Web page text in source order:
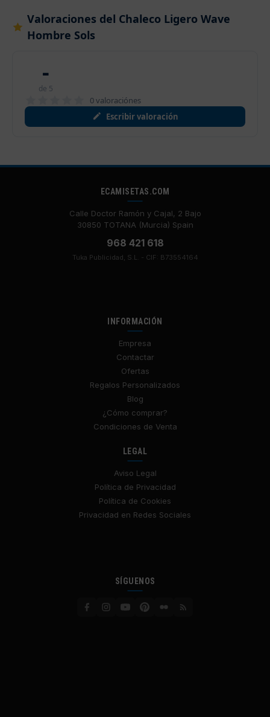
Valoraciones del Chaleco Ligero Wave
Hombre Sols
-
de 5
0 valoraciónes
Escribir valoración
ECAMISETAS.COM
Calle Doctor Ramón y Cajal, 2 Bajo
30850 TOTANA (Murcia) Spain
968 421 618
Tuka Publicidad, S.L. - CIF: B73554164
INFORMACIÓN
Empresa
Contactar
Ofertas
Regalos Personalizados
Blog
¿Cómo comprar?
Condiciones de Venta
LEGAL
Aviso Legal
Política de Privacidad
Política de Cookies
Privacidad en Redes Sociales
SÍGUENOS